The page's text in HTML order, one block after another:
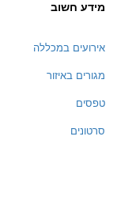
מידע חשוב
אירועים במכללה
מגורים באיזור
טפסים
סרטונים